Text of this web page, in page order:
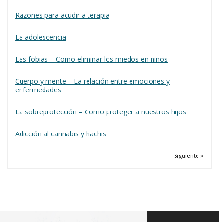
Razones para acudir a terapia
La adolescencia
Las fobias – Como eliminar los miedos en niños
Cuerpo y mente – La relación entre emociones y
enfermedades
La sobreprotección – Como proteger a nuestros hijos
Adicción al cannabis y hachis
Siguiente »